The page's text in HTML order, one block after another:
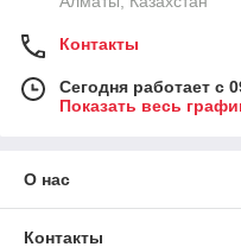
Контакты
Сегодня работает с
Показать весь
О нас
Контакты